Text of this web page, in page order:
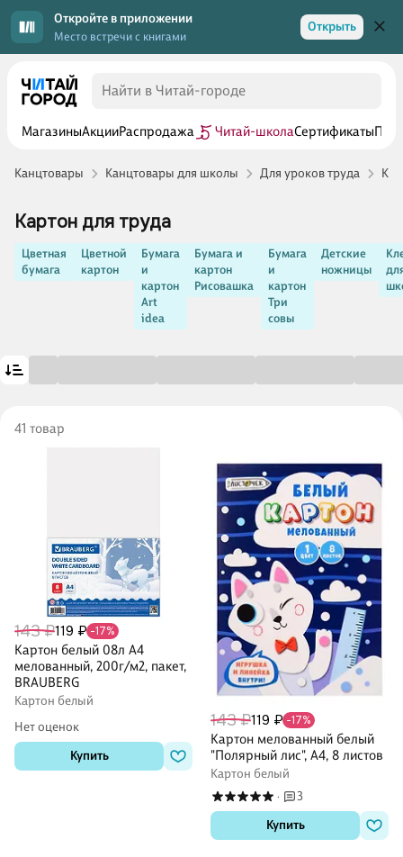
Откройте в приложении
Место встречи с книгами
Открыть
МагазиныАкцииРаспродажа Читай-школаСертификаты
Канцтовары Канцтовары для школы Для уроков труда
Картон для труда
Цветная
бумага
Цветной
картон
Бумага
и
картон
Art
idea
Бумага и
картон
Рисовашка
Бумага
и
картон
Три
совы
Детские
ножницы
41 товар
143 ₽119 ₽ -17%
Картон белый 08л А4
мелованный, 200г/м2, пакет,
BRAUBERG
Картон белый
Нет оценок
Купить
143 ₽119 ₽ -17%
Картон мелованный белый
"Полярный лис", А4, 8 листов
Картон белый
·
3
Купить